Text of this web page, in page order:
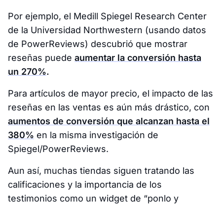
Por ejemplo, el Medill Spiegel Research Center
de la Universidad Northwestern (usando datos
de PowerReviews) descubrió que mostrar
reseñas puede aumentar la conversión hasta
un 270%.
Para artículos de mayor precio, el impacto de las
reseñas en las ventas es aún más drástico, con
aumentos de conversión que alcanzan hasta el
380% en la misma investigación de
Spiegel/PowerReviews.
Aun así, muchas tiendas siguen tratando las
calificaciones y la importancia de los
testimonios como un widget de “ponlo y